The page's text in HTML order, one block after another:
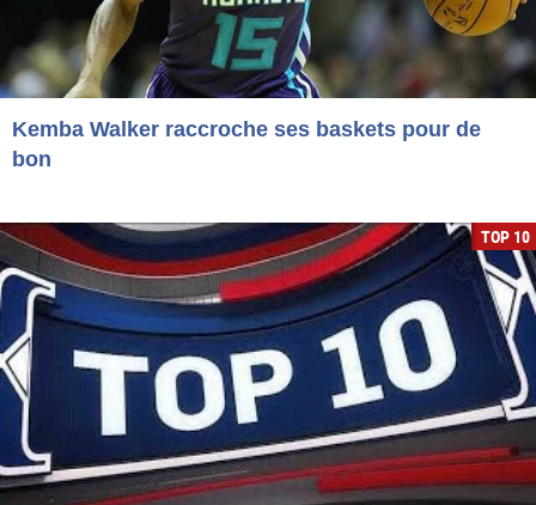
Kemba Walker raccroche ses baskets pour de
bon
TOP 10